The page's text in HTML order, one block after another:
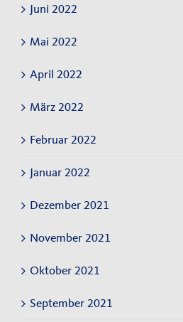
Juni 2022
Mai 2022
April 2022
März 2022
Februar 2022
Januar 2022
Dezember 2021
November 2021
Oktober 2021
September 2021